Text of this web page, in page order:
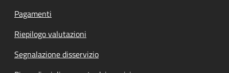
Pagamenti
Riepilogo valutazioni
Segnalazione disservizio